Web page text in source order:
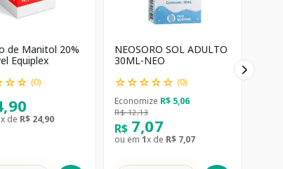
de Manitol 20%
Equiplex
☆☆ (0)
,90
x de R$ 24,90
NEOSORO SOL ADULTO
30ML-NEO
☆☆☆☆☆ (0)
Economize R$ 5,06
R$ 12,13
R$ 7,07
ou em 1x de R$ 7,07